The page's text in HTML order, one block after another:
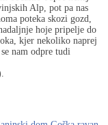
Alp, pot pa nas
poteka skozi gozd,
hoje pripelje do
kjer nekoliko naprej
nam odpre tudi